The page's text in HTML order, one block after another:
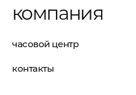
компания
часовой центр
контакты